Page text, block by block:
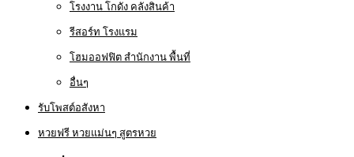
โรงงาน โกดัง คลังสินค้า
รีสอร์ท โรงแรม
โฮมออฟฟิต สำนักงาน พื้นที่
อื่นๆ
รับโพสต์อสังหา
หวยฟรี หวยแม่นๆ สูตรหวย